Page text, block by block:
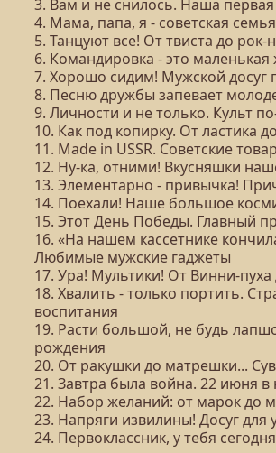
3. Вам и не снилось. Наша
4. Мама, папа, я - советская семья
5. Танцуют все! От твиста до рок-
6. Командировка - это маленькая
7. Хорошо сидим! Мужской досуг
8. Песню дружбы запевает
9. Личности и не только. Культ
10. Как под копирку. От ластика
11. Made in USSR. Советские
12. Ну-ка, отними! Вкусняшки
13. Элементарно - привычка!
14. Поехали! Наше большое
15. Этот День Победы. Главный
16. «На нашем кассетнике
Любимые мужские гаджеты
17. Ура! Мультики! От Винни-
18. Хвалить - только портить.
воспитания
19. Расти большой, не будь
рождения
20. От ракушки до матрешки...
21. Завтра была война. 22 июня
22. Набор желаний: от марок до
23. Напряги извилины! Досуг для
24. Первоклассник, у тебя